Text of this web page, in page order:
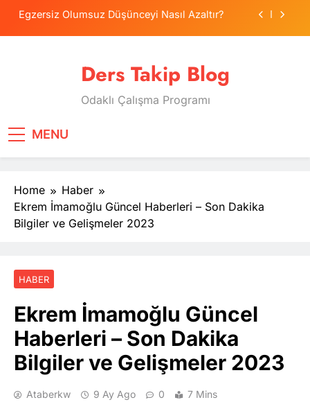
SkipEgzersiz Olumsuz Düşünceyi Nasıl Azaltır?
Tercih Stresinde Veliler Çocuğa Nasıl Destek
Tekrarlama Zorlantısı: Neden Geçmişi
Egzersiz Olumsuz Düşünceyi Nasıl Azaltır?
Psikolojide Sistematik Duyarsızlaştırma
Tercih Stresinde Veliler Çocuğa Nasıl Destek
Olur?
Ders Takip Blog
Odaklı Çalışma Programı
MENU
Home
Haber
Ekrem İmamoğlu Güncel Haberleri – Son Dakika
Bilgiler ve Gelişmeler 2023
HABER
Ekrem İmamoğlu Güncel
Haberleri – Son Dakika
Bilgiler ve Gelişmeler 2023
Ataberkw 9 Ay Ago 0 7 Mins